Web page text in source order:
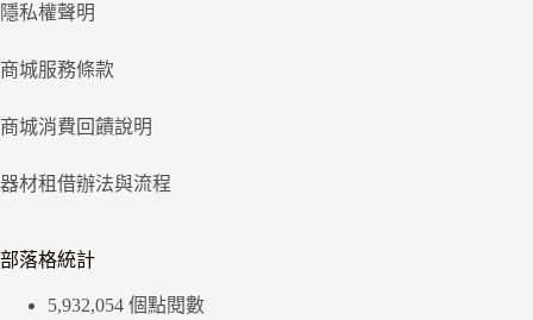
隱私權聲明
商城服務條款
商城消費回饋說明
器材租借辦法與流程
部落格統計
5,932,054 個點閱數